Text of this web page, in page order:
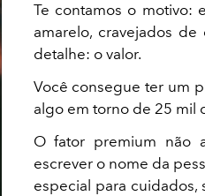
Te contamos o motivo:
amarelo, cravejados
detalhe: o valor.
Você consegue ter um
algo em torno de 25 mil
O fator premium não
escrever o nome da
especial para